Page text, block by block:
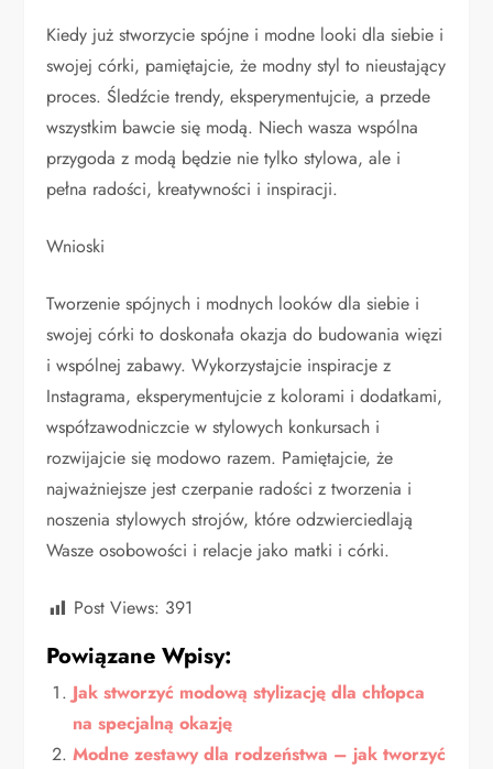
Kiedy już stworzycie spójne i modne looki dla siebie i
swojej córki, pamiętajcie, że modny styl to nieustający
proces. Śledźcie trendy, eksperymentujcie, a przede
wszystkim bawcie się modą. Niech wasza wspólna
przygoda z modą będzie nie tylko stylowa, ale i
pełna radości, kreatywności i inspiracji.
Wnioski
Tworzenie spójnych i modnych looków dla siebie i
swojej córki to doskonała okazja do budowania więzi
i wspólnej zabawy. Wykorzystajcie inspiracje z
Instagrama, eksperymentujcie z kolorami i dodatkami,
współzawodniczcie w stylowych konkursach i
rozwijajcie się modowo razem. Pamiętajcie, że
najważniejsze jest czerpanie radości z tworzenia i
noszenia stylowych strojów, które odzwierciedlają
Wasze osobowości i relacje jako matki i córki.
Post Views: 391
Powiązane Wpisy:
Jak stworzyć modową stylizację dla chłopca
na specjalną okazję
Modne zestawy dla rodzeństwa – jak tworzyć